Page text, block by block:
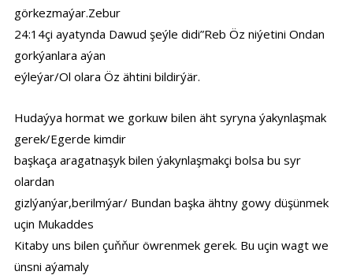
görkezmaýar.Zebur
24:14çi ayatynda Dawud şeýle didi”Reb Öz niýetini Ondan
gorkýanlara aýan
eýleýar/Ol olara Öz ähtini bildirýär.
Hudaýya hormat we gorkuw bilen äht syryna ýakynlaşmak
gerek/Egerde kimdir
başkaça aragatnaşyk bilen ýakynlaşmakçi bolsa bu syr
olardan
gizlýanýar,berilmýar/ Bundan başka ähtny gowy düşünmek
uçin Mukaddes
Kitaby uns bilen çuňňur öwrenmek gerek. Bu uçin wagt we
ünsni aýamaly